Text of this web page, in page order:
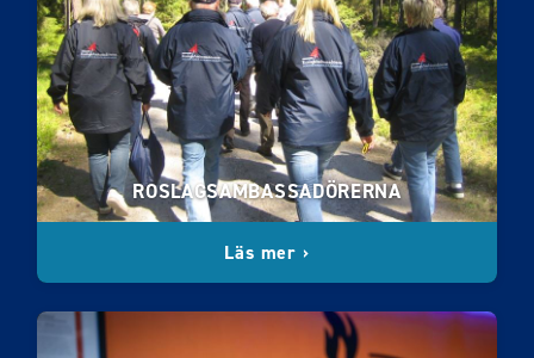
ROSLAGSAMBASSADÖRERNA
Läs mer ›